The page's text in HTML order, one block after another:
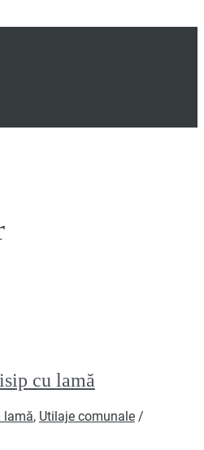
cu lamă
lamă, Utilaje comunale/